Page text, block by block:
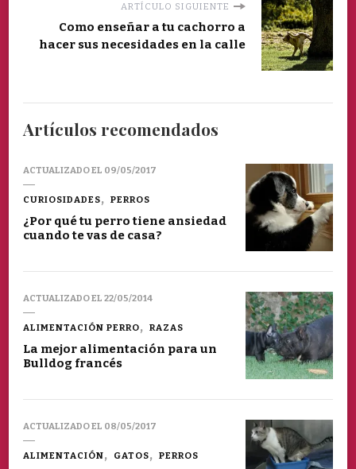
ARTÍCULO SIGUIENTE
Como enseñar a tu cachorro a
hacer sus necesidades en la calle
Artículos recomendados
ACTUALIZADO EL 09/05/2017
CURIOSIDADES PERROS
¿Por qué tu perro tiene ansiedad
cuando te vas de casa?
ACTUALIZADO EL 22/05/2014
ALIMENTACIÓN PERRO RAZAS
La mejor alimentación para un
Bulldog francés
ACTUALIZADO EL 08/05/2017
ALIMENTACIÓN GATOS PERROS